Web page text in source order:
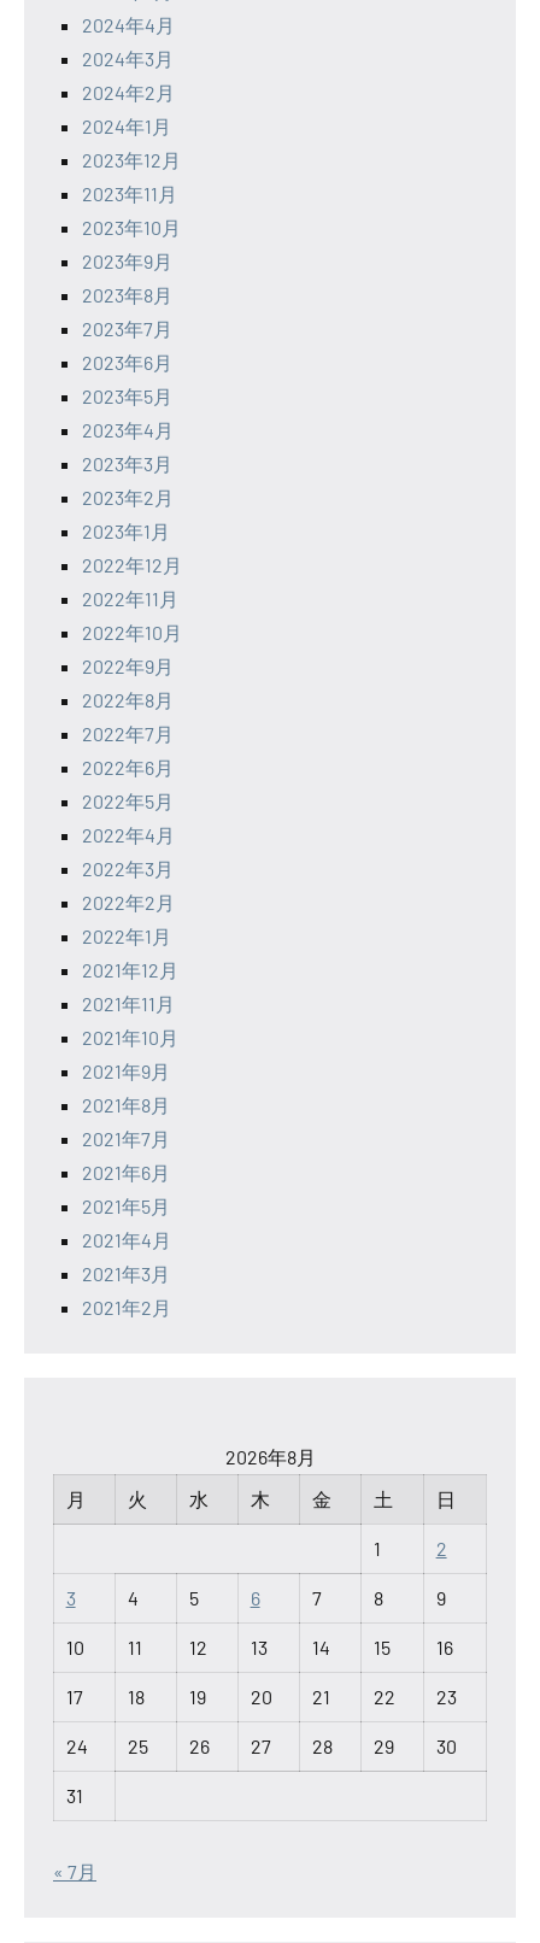
2024年4月
2024年3月
2024年2月
2024年1月
2023年12月
2023年11月
2023年10月
2023年9月
2023年8月
2023年7月
2023年6月
2023年5月
2023年4月
2023年3月
2023年2月
2023年1月
2022年12月
2022年11月
2022年10月
2022年9月
2022年8月
2022年7月
2022年6月
2022年5月
2022年4月
2022年3月
2022年2月
2022年1月
2021年12月
2021年11月
2021年10月
2021年9月
2021年8月
2021年7月
2021年6月
2021年5月
2021年4月
2021年3月
2021年2月
2026年8月
月
火 水 木 金 土 日
1 2
3 4 5 6 7 8 9
10 11 12 13 14 15 16
17 18 19 20 21 22 23
24 25 26 27 28 29 30
31
« 7月